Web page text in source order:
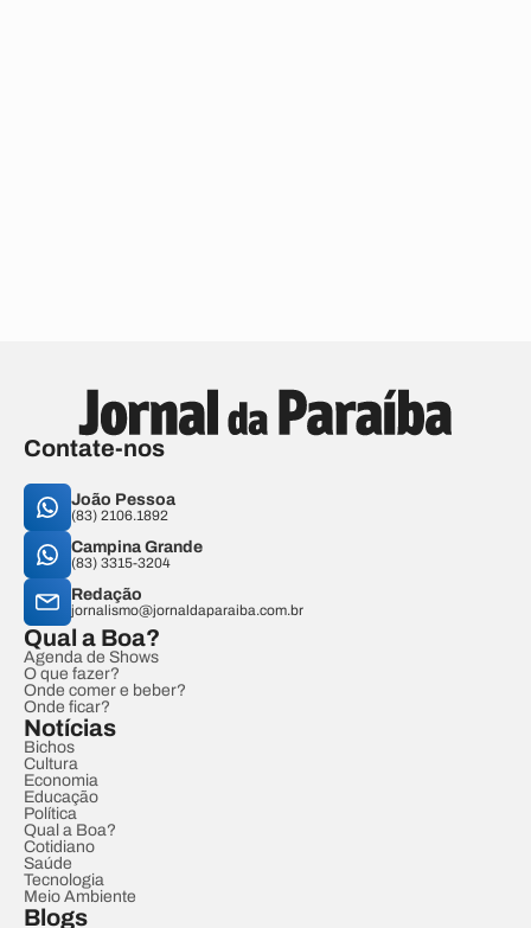
Contate-nos
João Pessoa
(83) 2106.1892
Campina Grande
(83) 3315-3204
Redação
jornalismo@jornaldaparaiba.com.br
Qual a Boa?
Agenda de Shows
O que fazer?
Onde comer e beber?
Onde ficar?
Notícias
Bichos
Cultura
Economia
Educação
Política
Qual a Boa?
Cotidiano
Saúde
Tecnologia
Meio Ambiente
Blogs